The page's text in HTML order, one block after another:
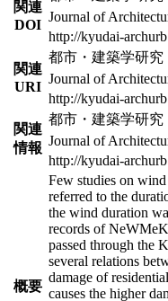
関連
DOI
Journal of
http://kyudai-
関連
URI
都市・建築学研究
Journal of
http://kyudai-
関連
情報
都市・建築学研究
Journal of
http://kyudai-
概要
Few studies on
referred to the
the wind duration
records of
passed through the
several relations
damage of
causes the higher